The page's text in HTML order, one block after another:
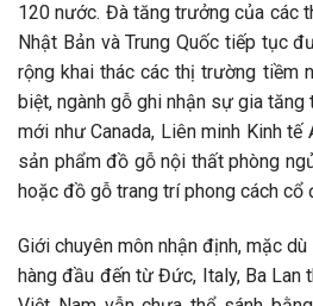
120 nước. Đà tăng trưởng của các
Nhật Bản và Trung Quốc tiếp tục
rộng khai thác các thị trường tiềm
biệt, ngành gỗ ghi nhận sự gia
mới như Canada, Liên minh Kinh tế
sản phẩm đồ gỗ nội thất phòng
hoặc đồ gỗ trang trí phong cách cổ
Giới chuyên môn nhận định, mặc
hàng đầu đến từ Đức, Italy, Ba Lan